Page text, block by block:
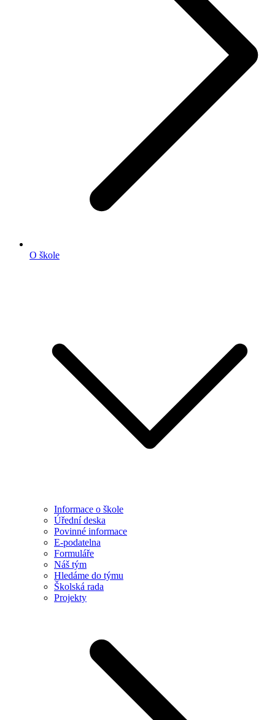
O škole
Informace o škole
Úřední deska
Povinné informace
E-podatelna
Formuláře
Náš tým
Hledáme do týmu
Školská rada
Projekty